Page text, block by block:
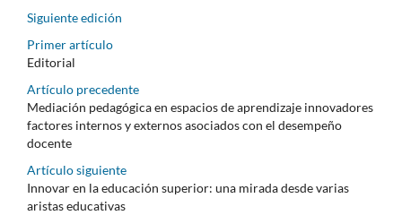
Siguiente edición
Primer artículo
Editorial
Artículo precedente
Mediación pedagógica en espacios de aprendizaje innovadores
factores internos y externos asociados con el desempeño
docente
Artículo siguiente
Innovar en la educación superior: una mirada desde varias
aristas educativas